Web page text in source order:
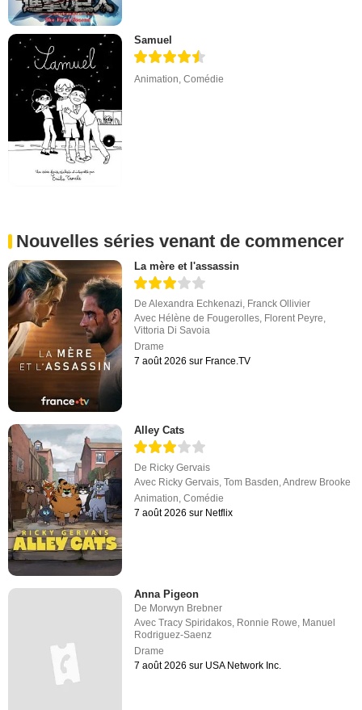
Samuel
Animation,Comédie
Nouvelles séries venant de commencer
La mère et l'assassin
DeAlexandra Echkenazi Franck Ollivier
Avec Hélène de Fougerolles Florent Peyre
Vittoria Di Savoia
Drame
7 août 2026 sur France.TV
Alley Cats
De Ricky Gervais
Avec Ricky Gervais,Tom Basden,Andrew Brooke
Animation,Comédie
7 août 2026 sur Netflix
Anna Pigeon
De Morwyn Brebner
AvecTracy Spiridakos, Ronnie Rowe, Manuel
Rodriguez-Saenz
Drame
7 août 2026 sur USA Network Inc.